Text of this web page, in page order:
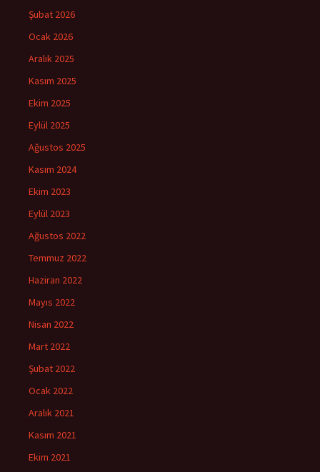
Şubat 2026
Ocak 2026
Aralık 2025
Kasım 2025
Ekim 2025
Eylül 2025
Ağustos 2025
Kasım 2024
Ekim 2023
Eylül 2023
Ağustos 2022
Temmuz 2022
Haziran 2022
Mayıs 2022
Nisan 2022
Mart 2022
Şubat 2022
Ocak 2022
Aralık 2021
Kasım 2021
Ekim 2021